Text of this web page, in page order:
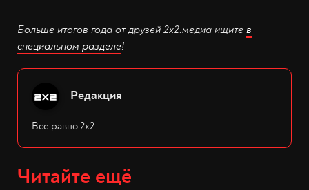
Больше итогов года от друзей 2х2.медиа ищите в
специальном разделе!
Редакция
Всё равно 2х2
Читайте ещё